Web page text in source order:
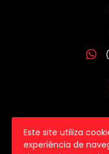
Este site utiliza
experiência de
2026 ©